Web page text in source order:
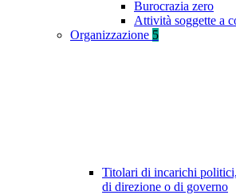
Burocrazia zero
Attività soggette a
Organizzazione 5
Titolari di incarichi
di direzione o di governo